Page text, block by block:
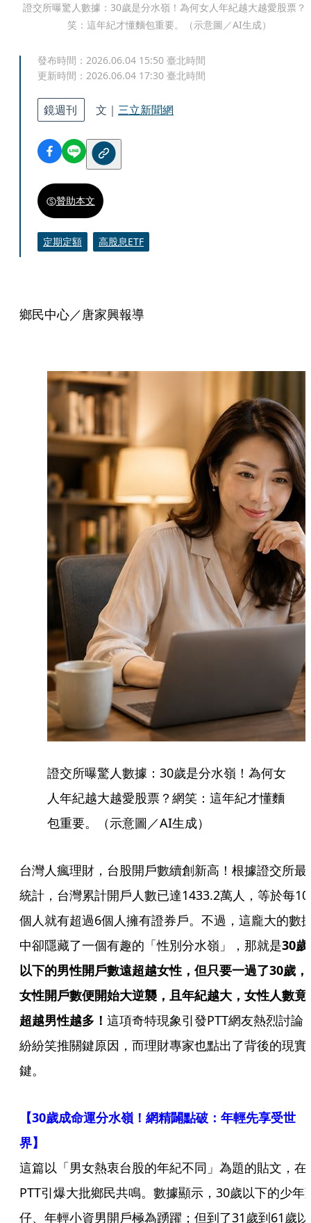
證交所曝驚人數據：30歲是分水嶺！為何女人年紀越大越愛股票？
笑：這年紀才懂麵包重要。（示意圖／AI生成）
發布時間： 2026.06.04 15:50 臺北時間
更新時間： 2026.06.04 17:30 臺北時間
鏡週刊 文｜ 三立新聞網
贊助本文
定期定額 高股息ETF
鄉民中心／唐家興報導
證交所曝驚人數據：30歲是分水嶺！為何女
人年紀越大越愛股票？網笑：這年紀才懂麵
包重要。（示意圖／AI生成）
台灣人瘋理財，台股開戶數續創新高！根據證交所最
統計，台灣累計開戶人數已達1433.2萬人，等於每10
個人就有超過6個人擁有證券戶。不過，這龐大的數
中卻隱藏了一個有趣的「性別分水嶺」，那就是30歲
以下的男性開戶數遠超越女性，但只要一過了30歲，
女性開戶數便開始大逆襲，且年紀越大，女性人數竟
超越男性越多！ 這項奇特現象引發PTT網友熱烈討論
紛紛笑推關鍵原因，而理財專家也點出了背後的現實
鍵。
【30歲成命運分水嶺！網精闢點破：年輕先享受世
界】
這篇以「男女熱衷台股的年紀不同」為題的貼文，在
PTT引爆大批鄉民共鳴。數據顯示，30歲以下的少年
仔、年輕小資男開戶極為踴躍；但到了31歲到61歲以